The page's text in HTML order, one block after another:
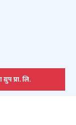
प्रा. लि.